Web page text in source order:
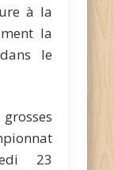
à la
la
le
23